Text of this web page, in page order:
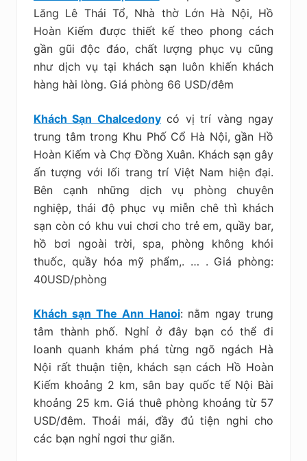
Lăng Lê Thái Tổ, Nhà thờ Lớn Hà Nội, Hồ
Hoàn Kiếm được thiết kế theo phong cách
gần gũi độc đáo, chất lượng phục vụ cũng
như dịch vụ tại khách sạn luôn khiến khách
hàng hài lòng. Giá phòng 66 USD/đêm
Khách Sạn Chalcedonycó vị trí vàng ngay
trung tâm trong Khu Phố Cổ Hà Nội, gần Hồ
Hoàn Kiếm và Chợ Đồng Xuân. Khách sạn gây
ấn tượng với lối trang trí Việt Nam hiện đại.
Bên cạnh những dịch vụ phòng chuyên
nghiệp, thái độ phục vụ miễn chê thì khách
sạn còn có khu vui chơi cho trẻ em, quầy bar,
hồ bơi ngoài trời, spa, phòng không khói
thuốc, quầy hóa mỹ phẩm,. … . Giá phòng:
40USD/phòng
Khách sạn The Ann Hanoi: nằm ngay trung
tâm thành phố. Nghỉ ở đây bạn có thể đi
loanh quanh khám phá từng ngõ ngách Hà
Nội rất thuận tiện, khách sạn cách Hồ Hoàn
Kiếm khoảng 2 km, sân bay quốc tế Nội Bài
khoảng 25 km. Giá thuê phòng khoảng từ 57
USD/đêm. Thoải mái, đầy đủ tiện nghi cho
các bạn nghỉ ngơi thư giãn.